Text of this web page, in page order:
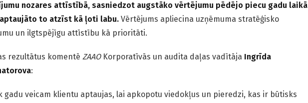
nozares attīstībā, sasniedzot augstāko vērtējumu pēdējo piecu gadu laikā
aptaujāto to atzīst kā ļoti labu. Vērtējums apliecina uzņēmuma stratēģisko
un ilgtspējīgu attīstību kā prioritāti.
rezultātus komentē ZAAOKorporatīvās un audita daļas vadītāja Ingrīda
:
gadu veicam klientu aptaujas, lai apkopotu viedokļus un pieredzi, kas ir būtisks